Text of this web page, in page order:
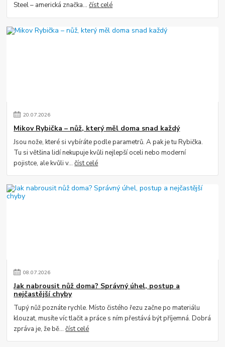
Steel – americká značka...číst celé
20.07.2026
Mikov Rybička – nůž, který měl doma snad každý
Jsou nože, které si vybíráte podle parametrů. A pak je tu Rybička.
Tu si většina lidí nekupuje kvůli nejlepší oceli nebo moderní
pojistce, ale kvůli v...číst celé
08.07.2026
Jak nabrousit nůž doma? Správný úhel, postup a
nejčastější chyby
Tupý nůž poznáte rychle. Místo čistého řezu začne po materiálu
klouzat, musíte víc tlačit a práce s ním přestává být příjemná. Dobrá
zpráva je, že bě...číst celé